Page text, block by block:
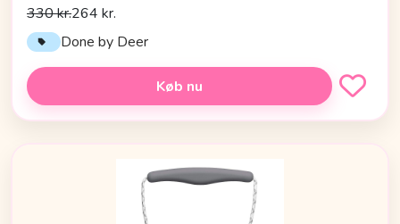
330 kr.264 kr.
Done by Deer
Køb nu